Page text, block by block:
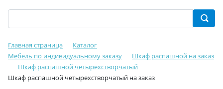
Главная страница
Каталог
Мебель по индивидуальному заказу
Шкаф распашной на заказ
Шкаф распашной четырехстворчатый
Шкаф распашной четырехстворчатый на заказ